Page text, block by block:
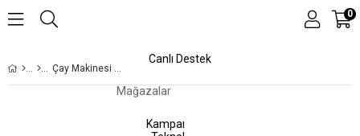
Canlı Destek
Mağazalar
Kampanyalar
0
Çay Makinesi & Kettle